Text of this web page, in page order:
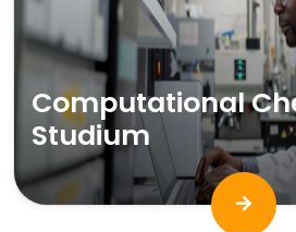
Computational
Studium